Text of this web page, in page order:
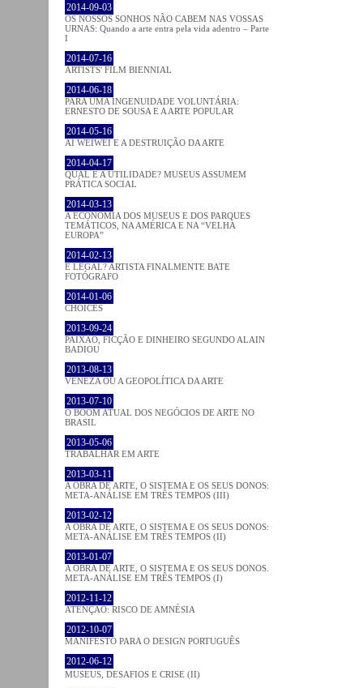
2014-09-03
OS NOSSOS SONHOS NÃO CABEM NAS VOSSAS
URNAS: Quando a arte entra pela vida adentro – Parte
I
2014-07-16
ARTISTS' FILM BIENNIAL
2014-06-18
PARA UMA INGENUIDADE VOLUNTÁRIA:
ERNESTO DE SOUSA E A ARTE POPULAR
2014-05-16
AI WEIWEI E A DESTRUIÇÃO DA ARTE
2014-04-17
QUAL É A UTILIDADE? MUSEUS ASSUMEM
PRÁTICA SOCIAL
2014-03-13
A ECONOMIA DOS MUSEUS E DOS PARQUES
TEMÁTICOS, NA AMÉRICA E NA “VELHA
EUROPA”
2014-02-13
É LEGAL? ARTISTA FINALMENTE BATE
FOTÓGRAFO
2014-01-06
CHOICES
2013-09-24
PAIXÃO, FICÇÃO E DINHEIRO SEGUNDO ALAIN
BADIOU
2013-08-13
VENEZA OU A GEOPOLÍTICA DA ARTE
2013-07-10
O BOOM ATUAL DOS NEGÓCIOS DE ARTE NO
BRASIL
2013-05-06
TRABALHAR EM ARTE
2013-03-11
A OBRA DE ARTE, O SISTEMA E OS SEUS DONOS:
META-ANÁLISE EM TRÊS TEMPOS (III)
2013-02-12
A OBRA DE ARTE, O SISTEMA E OS SEUS DONOS:
META-ANÁLISE EM TRÊS TEMPOS (II)
2013-01-07
A OBRA DE ARTE, O SISTEMA E OS SEUS DONOS.
META-ANÁLISE EM TRÊS TEMPOS (I)
2012-11-12
ATENÇÃO: RISCO DE AMNÉSIA
2012-10-07
MANIFESTO PARA O DESIGN PORTUGUÊS
2012-06-12
MUSEUS, DESAFIOS E CRISE (II)